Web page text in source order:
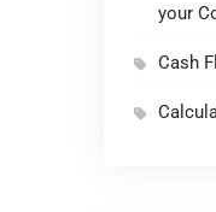
your
Cash